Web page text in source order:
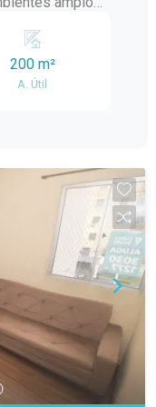
quanto
seu
comercial,
ou
proporcionar
Churrasqueira;
e bem
uso
200 m²
A. Útil